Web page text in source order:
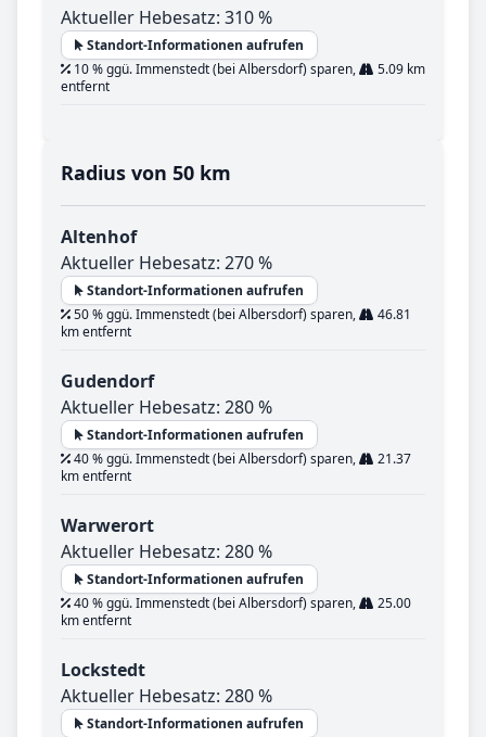
Aktueller Hebesatz: 310 %
Standort-Informationen aufrufen
10 % ggü. Immenstedt (bei Albersdorf) sparen,
5.09 km
entfernt
Radius von 50 km
Altenhof
Aktueller Hebesatz: 270 %
Standort-Informationen aufrufen
50 % ggü. Immenstedt (bei Albersdorf) sparen,
46.81
km entfernt
Gudendorf
Aktueller Hebesatz: 280 %
Standort-Informationen aufrufen
40 % ggü. Immenstedt (bei Albersdorf) sparen,
21.37
km entfernt
Warwerort
Aktueller Hebesatz: 280 %
Standort-Informationen aufrufen
40 % ggü. Immenstedt (bei Albersdorf) sparen,
25.00
km entfernt
Lockstedt
Aktueller Hebesatz: 280 %
Standort-Informationen aufrufen